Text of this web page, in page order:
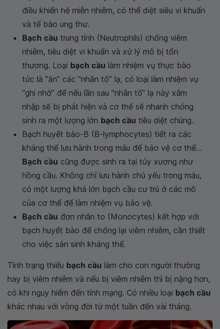
điều khiển hệ miễn nhiễm, có thể diệt siêu vi khuẩn
và tế bào ung thư.
Bạch cầu trung tính (Neutrophils) chống viêm
nhiễm, tiêu diệt vi khuẩn và xử lý mô bị tổn
thương. Loại bạch cầu làm nhiệm vụ thực bào
tức là "ăn” các "nhân tố” lạ, có loại làm nhiệm vụ
"ghi nhớ” để nếu lần sau "nhân tố” lạ này xâm
nhập sẽ bị phát hiện và cơ thể sẽ nhanh chóng
sinh ra một lượng lớn bạch cầu tiêu diệt chúng.
Bạch huyết bào-B (B-lymphocytes) tiết ra các
kháng thể lưu hành trong máu để bảo vệ cơ thể...
Bạch cầu cũng được sinh ra tại tủy xương như
hồng cầu. Không chỉ lưu hành chủ yếu trong máu,
có một lượng khá lớn bạch cầu cư trú ở các mô
của cơ thể để làm nhiệm vụ bảo vệ.
Bạch cầu đơn nhân to (Monocytes) kết hợp với
bạch huyết bào để chống lại viêm nhiễm, cần thiết
cho việc sản sinh kháng thể.
Tình trạng thiếu bạch cầu làm cho con người thường
hay bị viêm nhiễm và nếu bị viêm nhiễm thì bị nặng hơn,
có khi nguy hiểm đến tính mạng. Có nhiều loại bạch cầu
khác nhau với vòng đời từ một tuần đến vài tháng.